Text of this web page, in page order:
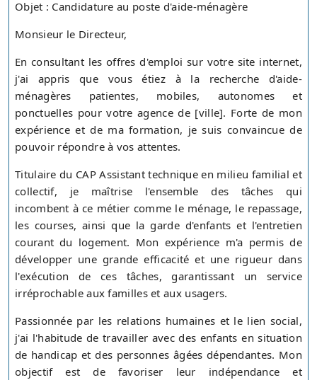
Objet : Candidature au poste d'aide-ménagère
Monsieur le Directeur,
En consultant les offres d'emploi sur votre site internet,
j'ai appris que vous étiez à la recherche d'aide-
ménagères patientes, mobiles, autonomes et
ponctuelles pour votre agence de [ville]. Forte de mon
expérience et de ma formation, je suis convaincue de
pouvoir répondre à vos attentes.
Titulaire du CAP Assistant technique en milieu familial et
collectif, je maîtrise l'ensemble des tâches qui
incombent à ce métier comme le ménage, le repassage,
les courses, ainsi que la garde d'enfants et l'entretien
courant du logement. Mon expérience m'a permis de
développer une grande efficacité et une rigueur dans
l'exécution de ces tâches, garantissant un service
irréprochable aux familles et aux usagers.
Passionnée par les relations humaines et le lien social,
j'ai l'habitude de travailler avec des enfants en situation
de handicap et des personnes âgées dépendantes. Mon
objectif est de favoriser leur indépendance et